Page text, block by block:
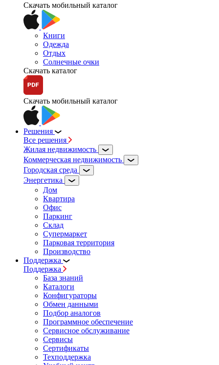
Скачать мобильный каталог
Книги
Одежда
Отдых
Солнечные очки
Скачать каталог
Скачать мобильный каталог
Решения
Все решения
Жилая недвижимость
Коммерческая недвижимость
Городская среда
Энергетика
Дом
Квартира
Офис
Паркинг
Склад
Супермаркет
Парковая территория
Производство
Поддержка
Поддержка
База знаний
Каталоги
Конфигураторы
Обмен данными
Подбор аналогов
Программное обеспечение
Сервисное обслуживание
Сервисы
Сертификаты
Техподдержка